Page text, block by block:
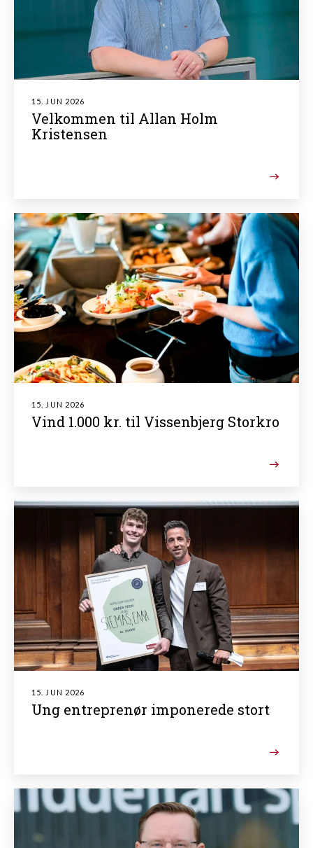
15. JUN 2026
Velkommen til Allan Holm
Kristensen
15. JUN 2026
Vind 1.000 kr. til Vissenbjerg Storkro
15. JUN 2026
Ung entreprenør imponerede stort